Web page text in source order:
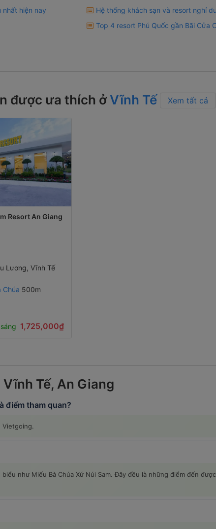
nhất hiện nay
Hệ thống khách sạn và resort nghỉ
Top 4 resort Phú Quốc gần Bãi Cửa
được ưa thích ở Vĩnh Tế Xem tất cả
Resort An Giang
Lương, Vĩnh Tế
Chúa 500m
1,725,000₫
Tế, An Giang
điểm tham quan?
Vietgoing.
như Miếu Bà Chúa Xứ Núi Sam. Đây đều là những điểm đến